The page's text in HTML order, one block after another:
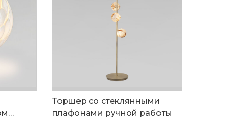
Торшер со стеклянными
плафонами ручной работы